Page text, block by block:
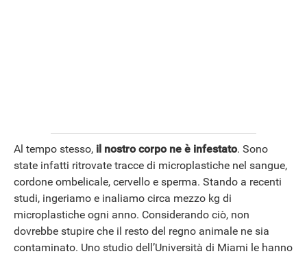
Al tempo stesso, il nostro corpo ne è infestato. Sono
state infatti ritrovate tracce di microplastiche nel sangue,
cordone ombelicale, cervello e sperma. Stando a recenti
studi, ingeriamo e inaliamo circa mezzo kg di
microplastiche ogni anno. Considerando ciò, non
dovrebbe stupire che il resto del regno animale ne sia
contaminato. Uno studio dell’Università di Miami le hanno